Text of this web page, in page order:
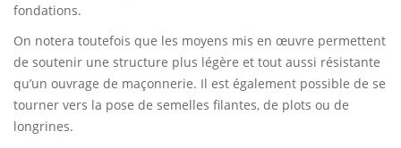
fondations.
On notera toutefois que les moyens mis en œuvre permettent
de soutenir une structure plus légère et tout aussi résistante
qu’un ouvrage de maçonnerie. Il est également possible de se
tourner vers la pose de semelles filantes, de plots ou de
longrines.